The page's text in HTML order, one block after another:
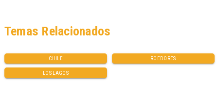
CHILE ROEDORES
LOS LAGOS
Temas Relacionados